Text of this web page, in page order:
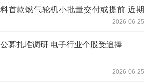
料首款燃气轮机小批量交付或提前 近期
2026-06-25
公募扎堆调研 电子行业个股受追捧
2026-06-25